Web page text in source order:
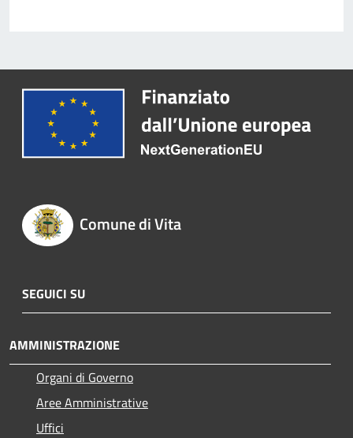
Comune di Vita
SEGUICI SU
AMMINISTRAZIONE
Organi di Governo
Aree Amministrative
Uffici